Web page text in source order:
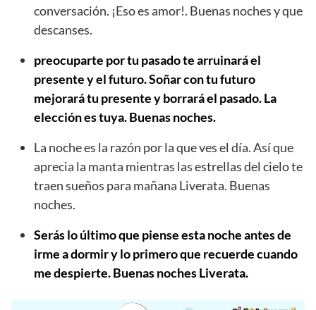
conversación. ¡Eso es amor!. Buenas noches y que
descanses.
preocuparte por tu pasado te arruinará el
presente y el futuro. Soñar con tu futuro
mejorará tu presente y borrará el pasado. La
elección es tuya. Buenas noches.
La noche es la razón por la que ves el día. Así que
aprecia la manta mientras las estrellas del cielo te
traen sueños para mañana Liverata. Buenas
noches.
Serás lo último que piense esta noche antes de
irme a dormir y lo primero que recuerde cuando
me despierte. Buenas noches Liverata.